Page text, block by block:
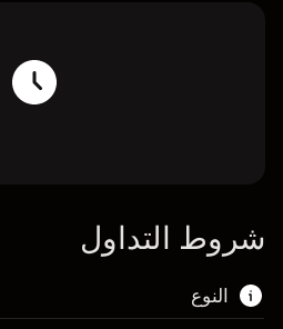
شروط التداول
النوع